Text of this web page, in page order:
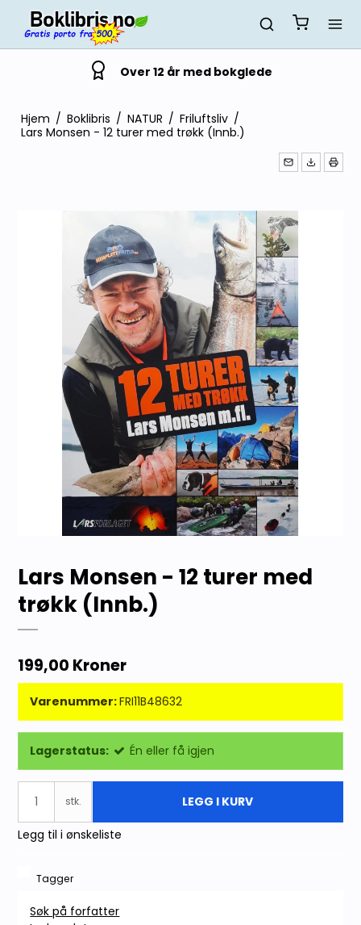
Over 12 år med bokglede
Hjem / Boklibris / NATUR / Friluftsliv /
Lars Monsen - 12 turer med trøkk (Innb.)
Lars Monsen - 12 turer med
trøkk (Innb.)
199,00 Kroner
Varenummer:FRI11B48632
Lagerstatus: Én eller få igjen
stk. LEGG I KURV
Legg til i ønskeliste
Tagger
Søk på forfatter